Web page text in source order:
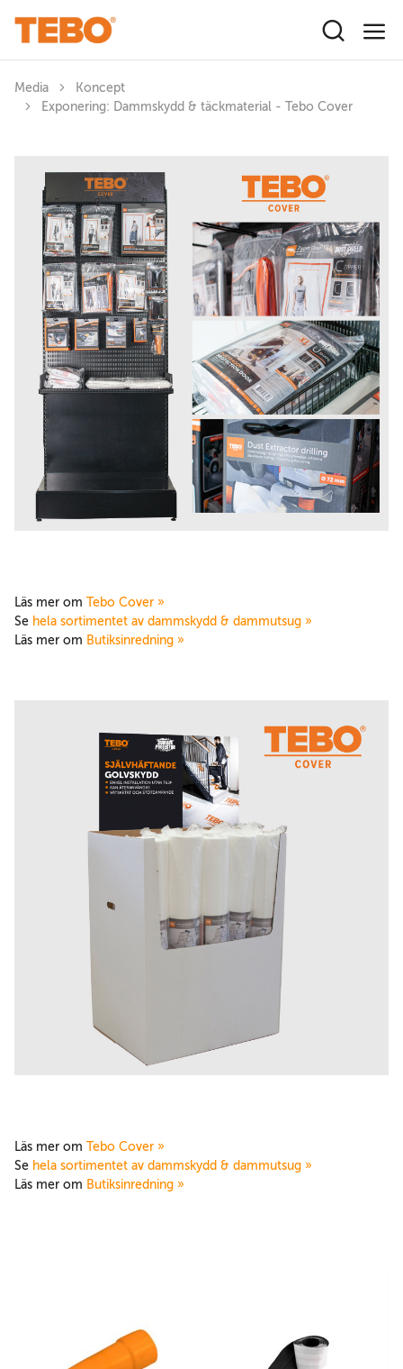
Media
Koncept
Exponering: Dammskydd & täckmaterial - Tebo Cover
Läs mer om Tebo Cover »
Se hela sortimentet av dammskydd & dammutsug »
Läs mer om Butiksinredning »
Läs mer om Tebo Cover »
Se hela sortimentet av dammskydd & dammutsug »
Läs mer om Butiksinredning »